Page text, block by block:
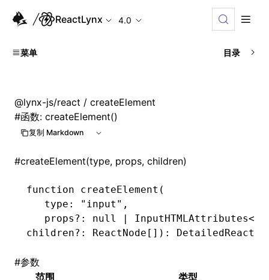
ReactLynx 4.0
菜单 目录
@lynx-js/react / createElement
#函数: createElement()
复制 Markdown
#createElement(type, props, children)
function createElement (
   type
: "input" ,
   props
?: null | InputHTMLAttributes<
children?: ReactNode []) :
#参数
范围
类型